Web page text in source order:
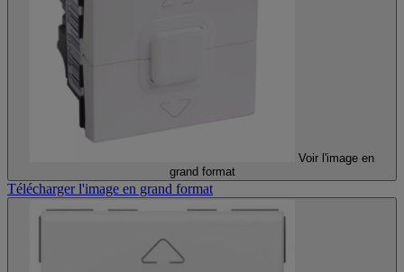
Voir l'image en
grand format
Télécharger l'image en grand format